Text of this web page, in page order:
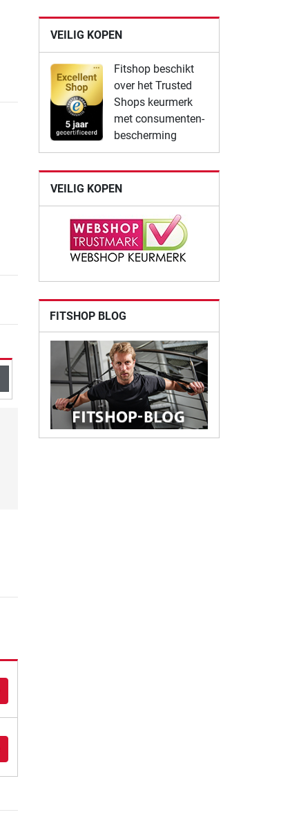
VEILIG KOPEN
Fitshop beschikt
over het Trusted
Shops keurmerk
met consumenten-
bescherming
VEILIG KOPEN
FITSHOP BLOG